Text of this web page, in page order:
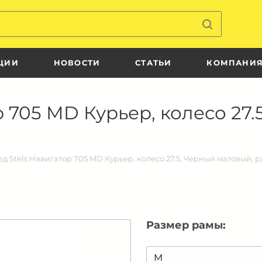
НОВОСТИ СТАТЬИ КОМПАНИЯ
MD Курьер, колесо
Stels Навигатор 705 MD Курьер, колесо 27.5, Черный матовый,
Размер рамы: